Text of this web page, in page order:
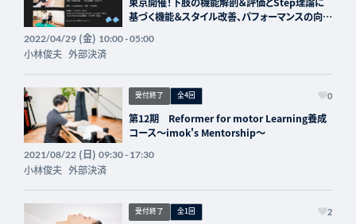
基づく機能＆スタイル改善、パフォーマンスの向上
2022/04/29(金) 10:00 - 05:00
小林俊夫 外部決済
受付終了 全4回 0
第12期 Reformer for motor Learning養成
コース～imok's Mentorship～
2021/08/22(日) 09:30 - 17:30
小林俊夫 外部決済
受付終了 全1回 2